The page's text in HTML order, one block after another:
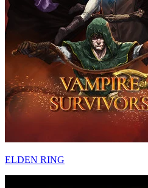
ELDEN RING